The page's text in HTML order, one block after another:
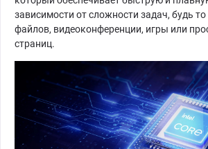
зависимости от сложности задач, будь
файлов, видеоконференции, игры или
страниц.